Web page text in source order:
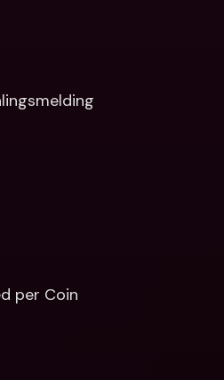
per Coin